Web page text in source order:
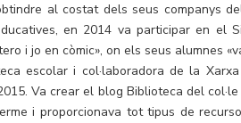
al costat dels seus companys
en 2014 va participar en el
i jo en còmic», on els seus alumnes
escolar i col·laboradora de la
Va crear el blog Biblioteca del
i proporcionava tot tipus de